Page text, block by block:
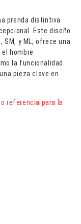
prenda distintiva
Este diseño
SM, y ML, ofrece una
hombre
la funcionalidad.
pieza clave en
referencia para la